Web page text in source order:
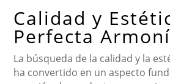
Calidad y
Perfecta
La búsqueda de la calidad y la
ha convertido en un aspecto